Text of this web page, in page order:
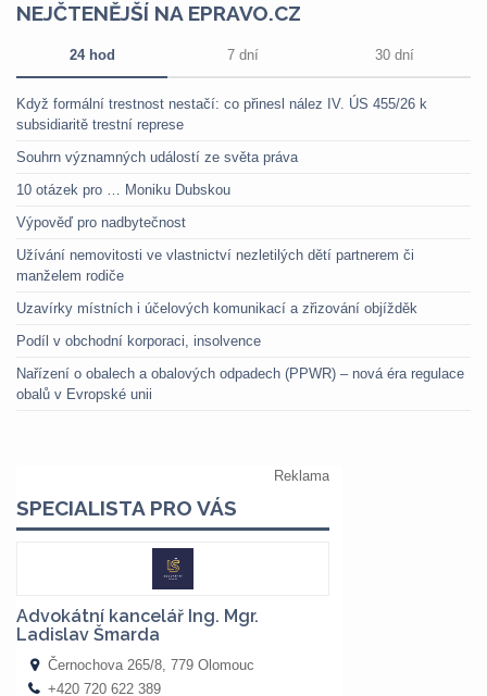
NEJČTENĚJŠÍ NA EPRAVO.CZ
24 hod 7 dní 30 dní
Když formální trestnost nestačí: co přinesl nález IV. ÚS 455/26 k
subsidiaritě trestní represe
Souhrn významných událostí ze světa práva
10 otázek pro … Moniku Dubskou
Výpověď pro nadbytečnost
Užívání nemovitosti ve vlastnictví nezletilých dětí partnerem či
manželem rodiče
Uzavírky místních i účelových komunikací a zřizování objížděk
Podíl v obchodní korporaci, insolvence
Nařízení o obalech a obalových odpadech (PPWR) – nová éra regulace
obalů v Evropské unii